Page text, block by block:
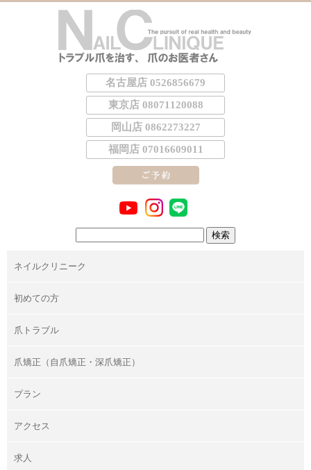
名古屋店 0526856679
東京店 08071120088
岡山店 0862273227
福岡店 07016609011
ネイルクリニーク
初めての方
爪トラブル
爪矯正（自爪矯正・深爪矯正）
プラン
アクセス
求人